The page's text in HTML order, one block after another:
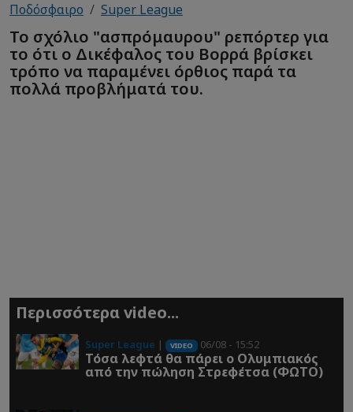
Ποδόσφαιρο Super League
Το σχόλιο "ασπρόμαυρου" ρεπόρτερ για
το ότι ο Δικέφαλος του Βορρά βρίσκει
τρόπο να παραμένει όρθιος παρά τα
πολλά προβλήματά του.
Περισσότερα video...
Super League | VIDEO 06/08 - 15:52
Τόσα λεφτά θα πάρει ο Ολυμπιακός
από την πώληση Στρεφέτσα (ΦΩΤΟ)